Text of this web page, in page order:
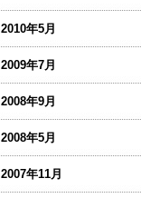
2010年5月
2009年7月
2008年9月
2008年5月
2007年11月